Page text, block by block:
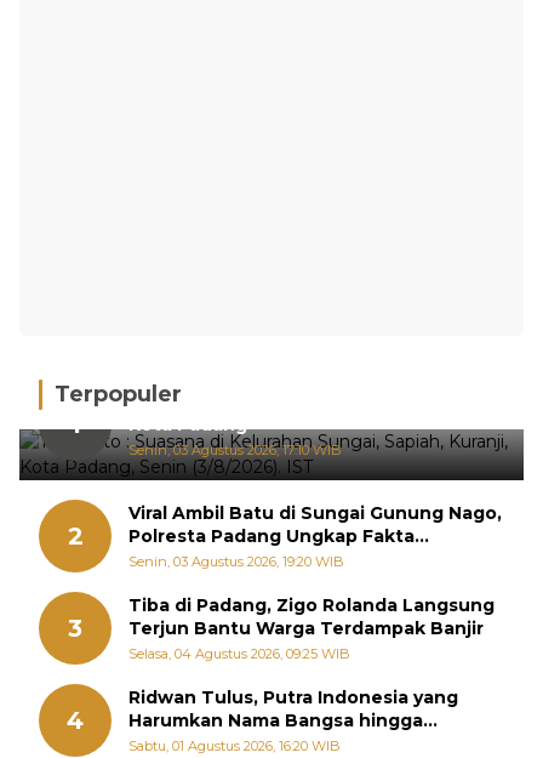
Terpopuler
1
Hujan Deras, 15 Titik Banjir Terdeteksi di
Kota Padang
Senin, 03 Agustus 2026, 17:10 WIB
2
Viral Ambil Batu di Sungai Gunung Nago,
Polresta Padang Ungkap Fakta
Sebenarnya
Senin, 03 Agustus 2026, 19:20 WIB
3
Tiba di Padang, Zigo Rolanda Langsung
Terjun Bantu Warga Terdampak Banjir
Selasa, 04 Agustus 2026, 09:25 WIB
4
Ridwan Tulus, Putra Indonesia yang
Harumkan Nama Bangsa hingga
Diabadikan dalam Buku Jepang
Sabtu, 01 Agustus 2026, 16:20 WIB